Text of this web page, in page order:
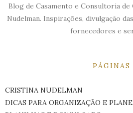
Blog de Casamento e Consultoria
Nudelman. Inspirações, divulgação
fornecedores e
PÁGINAS
CRISTINA NUDELMAN
DICAS PARA ORGANIZAÇÃO E